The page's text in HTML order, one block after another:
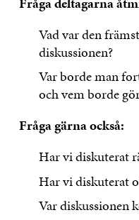
Vad var den
diskussionen?
Var borde man
och vem borde
Fråga gärna också:
Har vi diskuterat
Har vi diskuterat
Var diskussionen